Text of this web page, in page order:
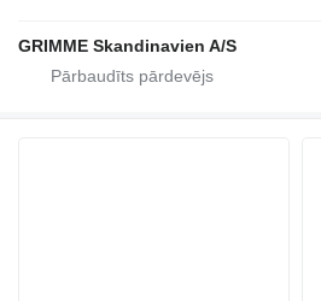
GRIMME Skandinavien A/S